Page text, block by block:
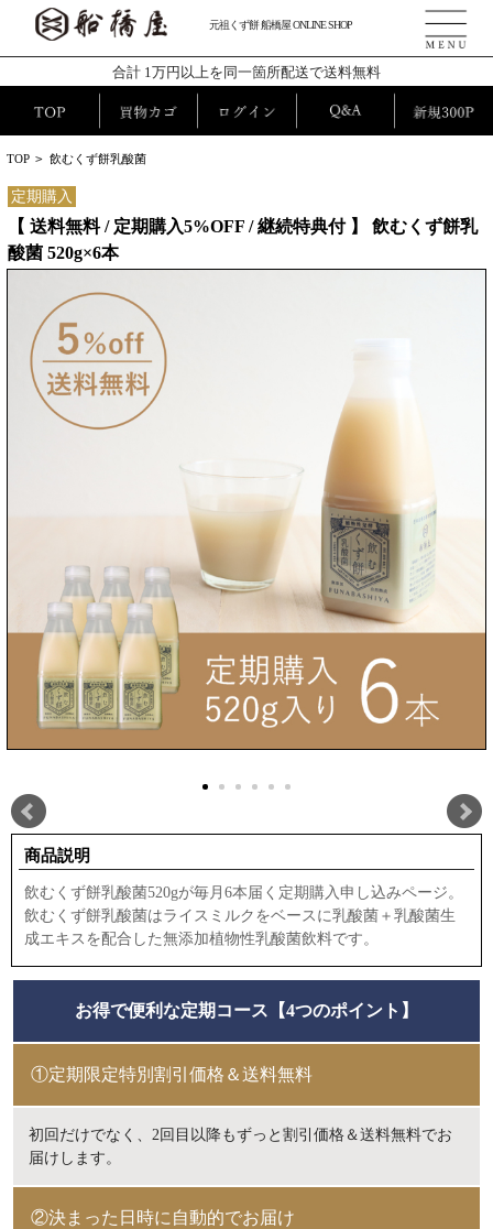
元祖くず餅 船橋屋 ONLINE SHOP
合計 1万円以上を同一箇所配送で送料無料
TOP > 飲むくず餅乳酸菌
定期購入
【 送料無料 / 定期購入5%OFF / 継続特典付 】 飲むくず餅乳
酸菌 520g×6本
商品説明
飲むくず餅乳酸菌520gが毎月6本届く定期購入申し込みページ。
飲むくず餅乳酸菌はライスミルクをベースに乳酸菌＋乳酸菌生
成エキスを配合した無添加植物性乳酸菌飲料です。
お得で便利な定期コース【4つのポイント】
①定期限定特別割引価格＆送料無料
初回だけでなく、2回目以降もずっと割引価格＆送料無料でお
届けします。
②決まった日時に自動的でお届け